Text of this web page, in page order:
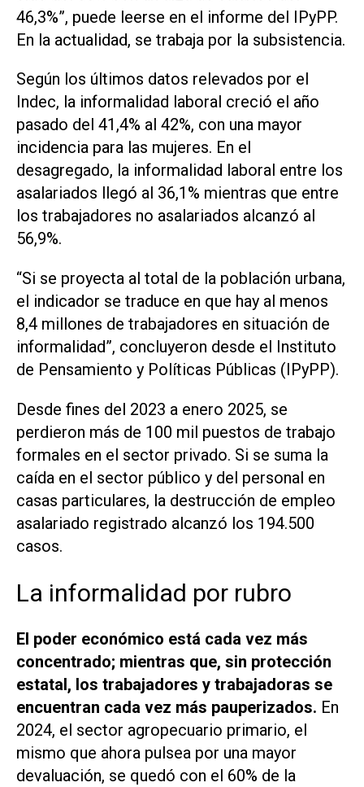
46,3%”, puede leerse en el informe del IPyPP.
En la actualidad, se trabaja por la subsistencia.
Según los últimos datos relevados por el
Indec, la informalidad laboral creció el año
pasado del 41,4% al 42%, con una mayor
incidencia para las mujeres. En el
desagregado, la informalidad laboral entre los
asalariados llegó al 36,1% mientras que entre
los trabajadores no asalariados alcanzó al
56,9%.
“Si se proyecta al total de la población urbana,
el indicador se traduce en que hay al menos
8,4 millones de trabajadores en situación de
informalidad”, concluyeron desde el Instituto
de Pensamiento y Políticas Públicas (IPyPP).
Desde fines del 2023 a enero 2025, se
perdieron más de 100 mil puestos de trabajo
formales en el sector privado. Si se suma la
caída en el sector público y del personal en
casas particulares, la destrucción de empleo
asalariado registrado alcanzó los 194.500
casos.
La informalidad por rubro
El poder económico está cada vez más
concentrado; mientras que, sin protección
estatal, los trabajadores y trabajadoras se
encuentran cada vez más pauperizados. En
2024, el sector agropecuario primario, el
mismo que ahora pulsea por una mayor
devaluación, se quedó con el 60% de la